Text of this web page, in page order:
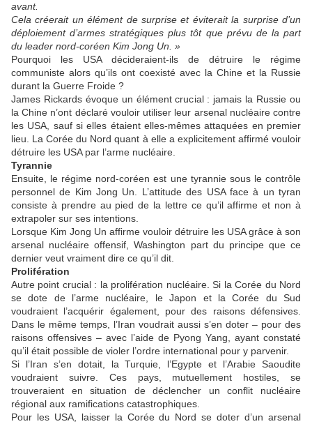
avant.
Cela créerait un élément de surprise et éviterait la surprise d’un
déploiement d’armes stratégiques plus tôt que prévu de la part
du leader nord-coréen Kim Jong Un. »
Pourquoi les USA décideraient-ils de détruire le régime
communiste alors qu’ils ont coexisté avec la Chine et la Russie
durant la Guerre Froide ?
James Rickards évoque un élément crucial : jamais la Russie ou
la Chine n’ont déclaré vouloir utiliser leur arsenal nucléaire contre
les USA, sauf si elles étaient elles-mêmes attaquées en premier
lieu. La Corée du Nord quant à elle a explicitement affirmé vouloir
détruire les USA par l’arme nucléaire.
Tyrannie
Ensuite, le régime nord-coréen est une tyrannie sous le contrôle
personnel de Kim Jong Un. L’attitude des USA face à un tyran
consiste à prendre au pied de la lettre ce qu’il affirme et non à
extrapoler sur ses intentions.
Lorsque Kim Jong Un affirme vouloir détruire les USA grâce à son
arsenal nucléaire offensif, Washington part du principe que ce
dernier veut vraiment dire ce qu’il dit.
Prolifération
Autre point crucial : la prolifération nucléaire. Si la Corée du Nord
se dote de l’arme nucléaire, le Japon et la Corée du Sud
voudraient l’acquérir également, pour des raisons défensives.
Dans le même temps, l’Iran voudrait aussi s’en doter – pour des
raisons offensives – avec l’aide de Pyong Yang, ayant constaté
qu’il était possible de violer l’ordre international pour y parvenir.
Si l’Iran s’en dotait, la Turquie, l’Egypte et l’Arabie Saoudite
voudraient suivre. Ces pays, mutuellement hostiles, se
trouveraient en situation de déclencher un conflit nucléaire
régional aux ramifications catastrophiques.
Pour les USA, laisser la Corée du Nord se doter d’un arsenal